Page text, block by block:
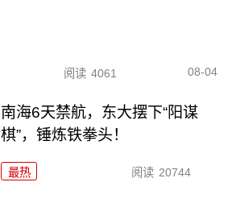
阅读 4061 08-04
南海6天禁航，东大摆下“阳谋
棋”，锤炼铁拳头！
最热 阅读 20744